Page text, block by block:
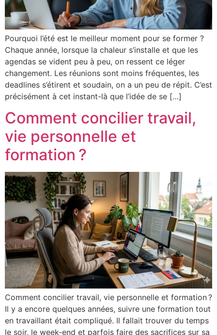
Pourquoi l’été est le meilleur moment pour se former ?
Chaque année, lorsque la chaleur s’installe et que les
agendas se vident peu à peu, on ressent ce léger
changement. Les réunions sont moins fréquentes, les
deadlines s’étirent et soudain, on a un peu de répit. C’est
précisément à cet instant-là que l’idée de se […]
Comment concilier travail,
vie personnelle et
formation ?
Comment concilier travail, vie personnelle et formation ?
Il y a encore quelques années, suivre une formation tout
en travaillant était compliqué. Il fallait trouver du temps
le soir, le week-end et parfois faire des sacrifices sur sa